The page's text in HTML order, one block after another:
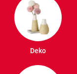
Deko